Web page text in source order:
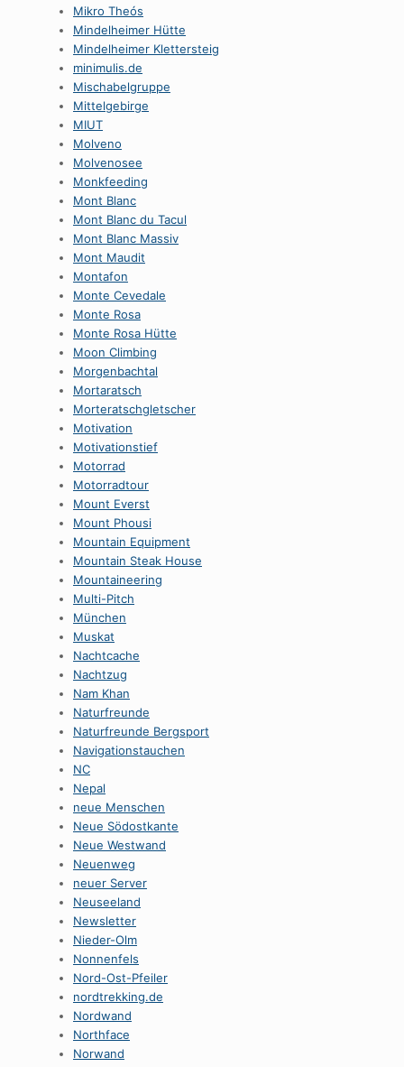
Mikro Theós
Mindelheimer Hütte
Mindelheimer Klettersteig
minimulis.de
Mischabelgruppe
Mittelgebirge
MIUT
Molveno
Molvenosee
Monkfeeding
Mont Blanc
Mont Blanc du Tacul
Mont Blanc Massiv
Mont Maudit
Montafon
Monte Cevedale
Monte Rosa
Monte Rosa Hütte
Moon Climbing
Morgenbachtal
Mortaratsch
Morteratschgletscher
Motivation
Motivationstief
Motorrad
Motorradtour
Mount Everst
Mount Phousi
Mountain Equipment
Mountain Steak House
Mountaineering
Multi-Pitch
München
Muskat
Nachtcache
Nachtzug
Nam Khan
Naturfreunde
Naturfreunde Bergsport
Navigationstauchen
NC
Nepal
neue Menschen
Neue Södostkante
Neue Westwand
Neuenweg
neuer Server
Neuseeland
Newsletter
Nieder-Olm
Nonnenfels
Nord-Ost-Pfeiler
nordtrekking.de
Nordwand
Northface
Norwand